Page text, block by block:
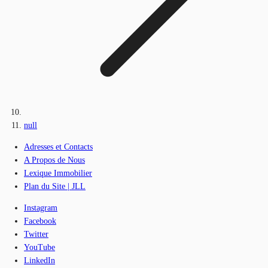
null
Adresses et Contacts
A Propos de Nous
Lexique Immobilier
Plan du Site | JLL
Instagram
Facebook
Twitter
YouTube
LinkedIn